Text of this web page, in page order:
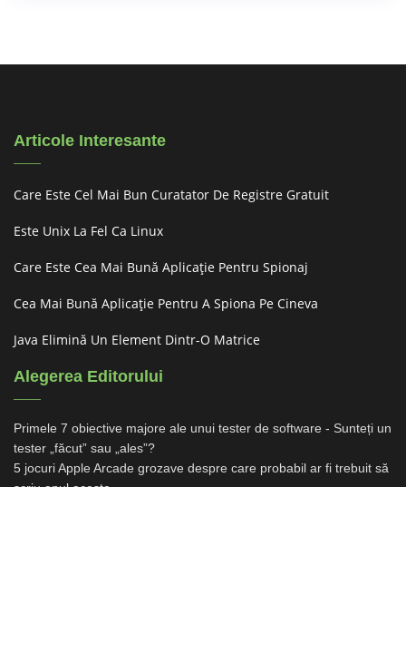
Articole Interesante
Care Este Cel Mai Bun Curatator De Registre Gratuit
Este Unix La Fel Ca Linux
Care Este Cea Mai Bună Aplicație Pentru Spionaj
Cea Mai Bună Aplicație Pentru A Spiona Pe Cineva
Java Elimină Un Element Dintr-O Matrice
Alegerea Editorului
Primele 7 obiective majore ale unui tester de software - Sunteți un
tester „făcut” sau „ales”?
5 jocuri Apple Arcade grozave despre care probabil ar fi trebuit să
scriu anul acesta